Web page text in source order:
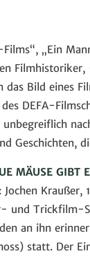
„Ein
das Bild eines
DEFA-
Geschichten,
MÄUSE GIBT
Jochen Kraußer,
und Trickfilm-
an ihn
statt. Der